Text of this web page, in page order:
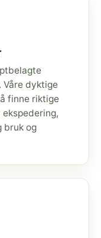
Våre dyktige
finne riktige
bruk og